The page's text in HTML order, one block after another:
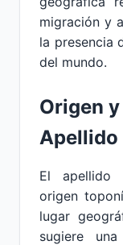
migración y
la presencia
del mundo.
Origen
Apellido
El apellido
origen
lugar
sugiere